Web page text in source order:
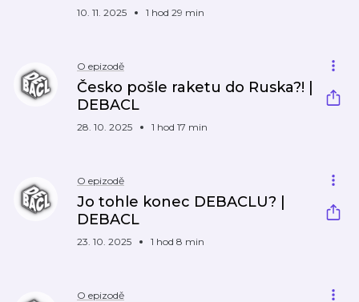
10. 11. 2025 1 hod 29 min
O epizodě
Česko pošle raketu do Ruska?! |
DEBACL
28. 10. 2025 1 hod 17 min
O epizodě
Jo tohle konec DEBACLU? |
DEBACL
23. 10. 2025 1 hod 8 min
O epizodě